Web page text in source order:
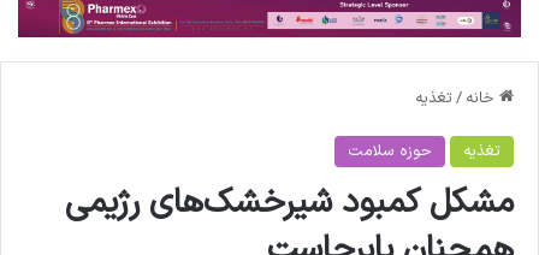
خانه / تغذیه
تغذیه حوزه سلامت
مشکل کمبود شیرخشک‌های رژیمی